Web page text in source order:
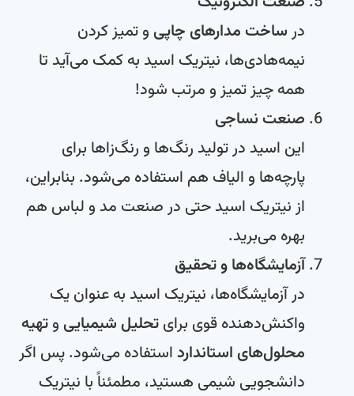
درساخت مدارهای چاپیو تمیز کردن
نیمه‌هادی‌ها، نیتریک اسید به کمک می‌آید تا
همه چیز تمیز و مرتب شود!
صنعت نساجی
این اسید در تولید رنگ‌ها و رنگ‌زاها برای
پارچه‌ها و الیاف هم استفاده می‌شود. بنابراین،
از نیتریک اسید حتی در صنعت مد و لباس هم
بهره می‌برید.
آزمایشگاه‌ها و تحقیق
در آزمایشگاه‌ها، نیتریک اسید به عنوان یک
واکنش‌دهنده قوی برایتحلیل شیمیاییو تهیه
محلول‌های استاندارداستفاده می‌شود. پس اگر
دانشجویی شیمی هستید، مطمئناً با نیتریک